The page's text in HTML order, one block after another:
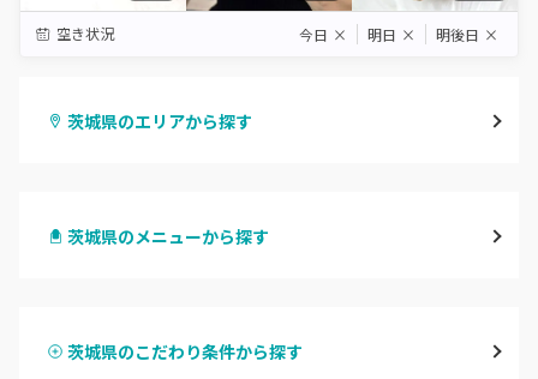
空き状況 今日 × 明日 × 明後日 ×
茨城県のエリアから探す
つくば・土浦・石岡
茨城県のメニューから探す
ハンドスカルプ
茨城県のこだわり条件から探す